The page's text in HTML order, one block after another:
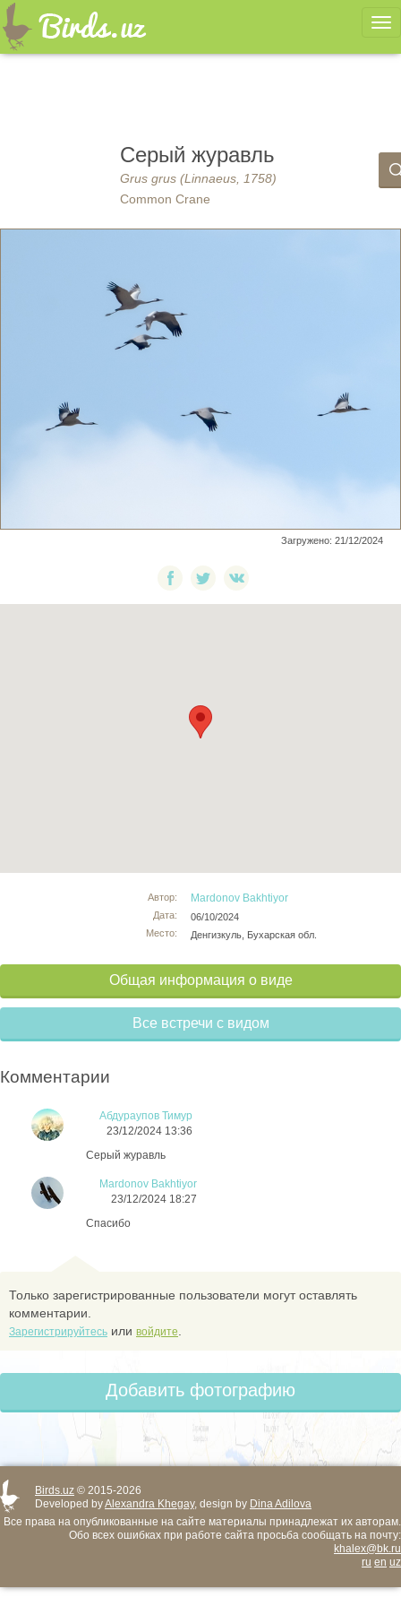
Серый журавль
Grus grus (Linnaeus, 1758)
Common Crane
Загружено: 21/12/2024
Автор:
Дата:
Место:
Mardonov Bakhtiyor
06/10/2024
Денгизкуль, Бухарская обл.
Общая информация о виде
Все встречи с видом
Комментарии
Абдураупов Тимур
23/12/2024 13:36
Серый журавль
Mardonov Bakhtiyor
23/12/2024 18:27
Спасибо
Только зарегистрированные пользователи могут оставлять
комментарии.
Зарегистрируйтесь или войдите
Добавить фотографию
Birds.uz © 2015-2026
Developed byAlexandra Khegay, design by Dina Adilova
Все права на опубликованные на сайте материалы принадлежат их авторам.
Обо всех ошибках при работе сайта просьба сообщать на почту:
khalex@bk.ru
ru en uz